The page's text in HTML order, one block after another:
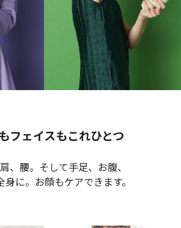
フェイスもこれひとつ
、腰。そして手足、お腹、
に。 お顔もケアできます。